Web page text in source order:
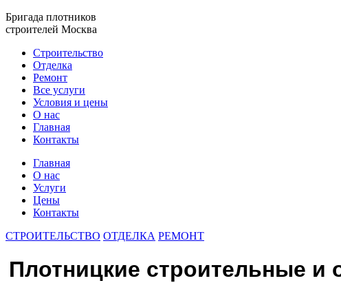
Бригада плотников
строителей Москва
Строительство
Отделка
Ремонт
Все услуги
Условия и цены
О нас
Главная
Контакты
Главная
О нас
Услуги
Цены
Контакты
СТРОИТЕЛЬСТВО ОТДЕЛКА РЕМОНТ
Плотницкие строительные